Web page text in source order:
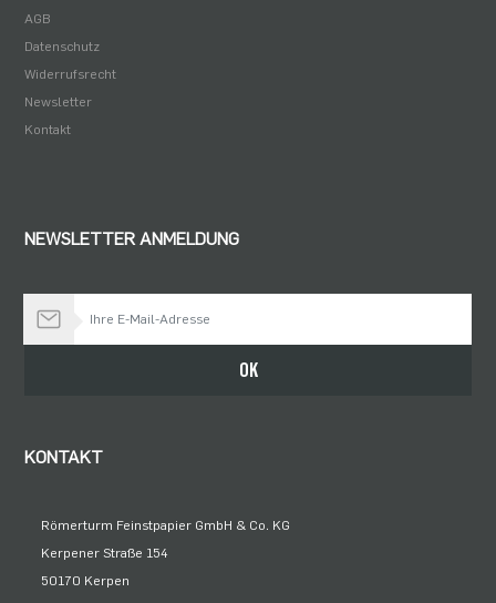
AGB
Datenschutz
Widerrufsrecht
Newsletter
Kontakt
NEWSLETTER ANMELDUNG
OK
KONTAKT
Römerturm Feinstpapier GmbH & Co. KG
Kerpener Straße 154
50170 Kerpen